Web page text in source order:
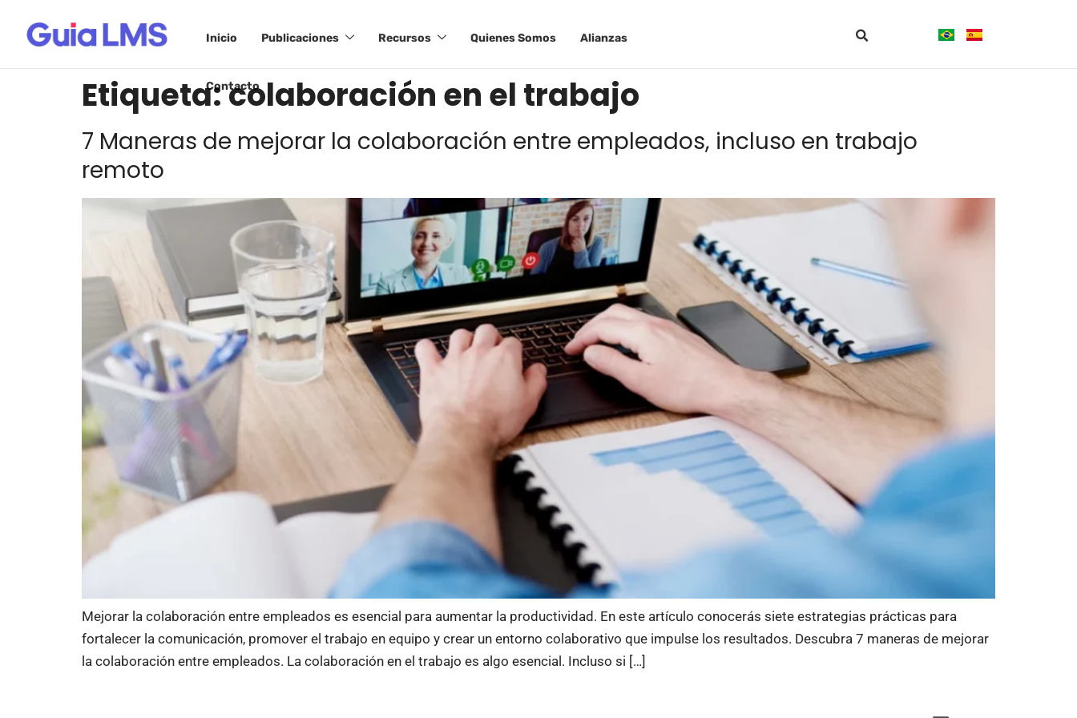
Inicio Publicaciones Recursos Quienes Somos Alianzas
Contacto
Etiqueta:colaboración en el trabajo
7 Maneras de mejorar la colaboración entre empleados, incluso en trabajo
remoto
Mejorar la colaboración entre empleados es esencial para aumentar la productividad. En este artículo conocerás siete estrategias prácticas para
fortalecer la comunicación, promover el trabajo en equipo y crear un entorno colaborativo que impulse los resultados. Descubra 7 maneras de mejorar
la colaboración entre empleados. La colaboración en el trabajo es algo esencial. Incluso si […]